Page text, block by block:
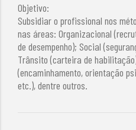
Objetivo:
Subsidiar o profissional nos
nas áreas: Organizacional
de desempenho); Social
Trânsito (carteira de
(encaminhamento, orientação
etc.), dentre outros.